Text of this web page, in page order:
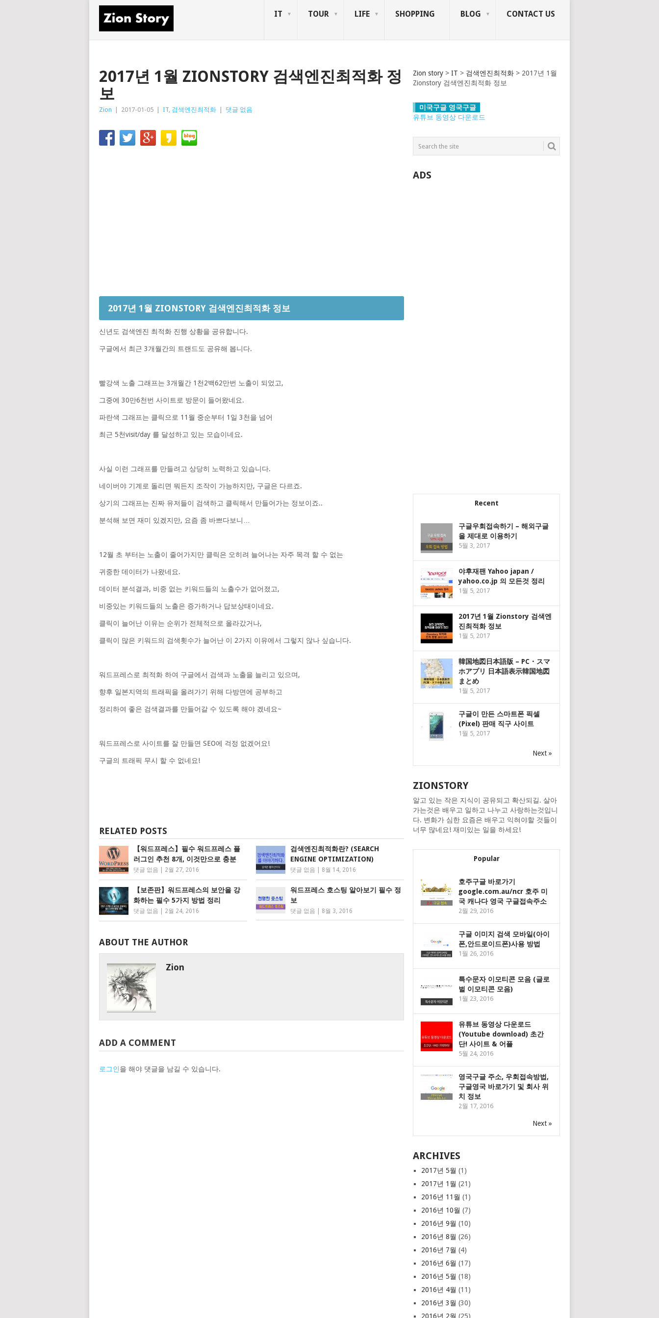
IT TOUR LIFE SHOPPING BLOG CONTACT US
2017년 1월 ZIONSTORY 검색엔진최적화 정
보
Zion 2017-01-05 IT, 검색엔진최적화 댓글 없음
2017년 1월 ZIONSTORY 검색엔진최적화 정보
신년도 검색엔진 최적화 진행 상황을 공유합니다.
구글에서 최근 3개월간의 트랜드도 공유해 봅니다.
빨강색 노출 그래프는 3개월간 1천2백62만번 노출이 되었고,
그중에 30만6천번 사이트로 방문이 들어왔네요.
파란색 그래프는 클릭으로 11월 중순부터 1일 3천을 넘어
최근 5천visit/day 를 달성하고 있는 모습이네요.
사실 이런 그래프를 만들려고 상당히 노력하고 있습니다.
네이버야 기계로 돌리면 뭐든지 조작이 가능하지만, 구글은 다르죠.
상기의 그래프는 진짜 유저들이 검색하고 클릭해서 만들어가는 정보이죠..
분석해 보면 재미 있겠지만, 요즘 좀 바쁘다보니…
12월 초 부터는 노출이 줄어가지만 클릭은 오히려 늘어나는 자주 목격 할 수 없는
귀중한 데이터가 나왔네요.
데이터 분석결과, 비중 없는 키워드들의 노출수가 없어졌고,
비중있는 키워드들의 노출은 증가하거나 답보상태이네요.
클릭이 늘어난 이유는 순위가 전체적으로 올라갔거나,
클릭이 많은 키워드의 검색횟수가 늘어난 이 2가지 이유에서 그렇지 않나 싶습니다.
워드프레스로 최적화 하여 구글에서 검색과 노출을 늘리고 있으며,
향후 일본지역의 트래픽을 올려가기 위해 다방면에 공부하고
정리하여 좋은 검색결과를 만들어갈 수 있도록 해야 겠네요~
워드프레스로 사이트를 잘 만들면 SEO에 걱정 없겠어요!
구글의 트래픽 무시 할 수 없네요!
RELATED POSTS
【워드프레스】필수 워드프레스 플
러그인 추천 8개, 이것만으로 충분
댓글 없음 2월 27, 2016
검색엔진최적화란? (SEARCH
ENGINE OPTIMIZATION)
댓글 없음 8월 14, 2016
【보존판】워드프레스의 보안을 강
화하는 필수 5가지 방법 정리
댓글 없음 2월 24, 2016
워드프레스 호스팅 알아보기 필수 정
보
댓글 없음 8월 3, 2016
ABOUT THE AUTHOR
Zion
ADD A COMMENT
로그인을 해야 댓글을 남길 수 있습니다.
Zion story > IT > 검색엔진최적화 > 2017년 1월
Zionstory 검색엔진최적화 정보
미국구글 영국구글
유튜브 동영상 다운로드
ADS
Recent
구글우회접속하기 – 해외구글
을 제대로 이용하기
5월 3, 2017
야후재팬 Yahoo japan /
yahoo.co.jp 의 모든것 정리
1월 5, 2017
2017년 1월 Zionstory 검색엔
진최적화 정보
1월 5, 2017
韓国地図日本語版 – PC・スマ
ホアプリ 日本語表示韓国地図
まとめ
1월 5, 2017
구글이 만든 스마트폰 픽셀
(Pixel) 판매 직구 사이트
1월 5, 2017
Next »
ZIONSTORY
알고 있는 작은 지식이 공유되고 확산되길. 살아
가는것은 배우고 일하고 나누고 사랑하는것입니
다. 변화가 심한 요즘은 배우고 익혀야할 것들이
너무 많네요! 재미있는 일을 하세요!
Popular
호주구글 바로가기
google.com.au/ncr 호주 미
국 캐나다 영국 구글접속주소
2월 29, 2016
구글 이미지 검색 모바일(아이
폰,안드로이드폰)사용 방법
1월 26, 2016
특수문자 이모티콘 모음 (글로
벌 이모티콘 모음)
1월 23, 2016
유튜브 동영상 다운로드
(Youtube download) 초간
단! 사이트 & 어플
5월 24, 2016
영국구글 주소, 우회접속방법,
구글영국 바로가기 및 회사 위
치 정보
2월 17, 2016
Next »
ARCHIVES
2017년 5월 (1)
2017년 1월 (21)
2016년 11월 (1)
2016년 10월 (7)
2016년 9월 (10)
2016년 8월 (26)
2016년 7월 (4)
2016년 6월 (17)
2016년 5월 (18)
2016년 4월 (11)
2016년 3월 (30)
2016년 2월 (25)